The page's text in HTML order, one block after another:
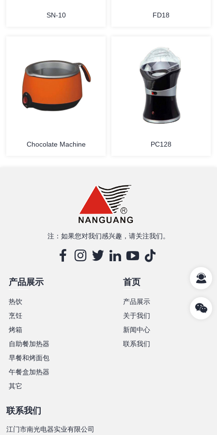
SN-10
详情
FD18
Chocolate Machine PC128
注：如果您对我们感兴趣，请关注我们。
产品展示
热饮
烹饪
烤箱
自助餐加热器
早餐和烤面包
午餐盒加热器
其它
首页
产品展示
关于我们
新闻中心
联系我们
联系我们
江门市南光电器实业有限公司